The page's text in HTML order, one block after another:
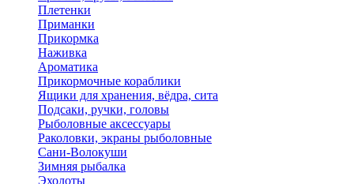
Плетенки
Приманки
Прикормка
Наживка
Ароматика
Прикормочные кораблики
Ящики для хранения, вёдра, сита
Подсаки, ручки, головы
Рыболовные аксессуары
Раколовки, экраны рыболовные
Сани-Волокуши
Зимняя рыбалка
Эхолоты